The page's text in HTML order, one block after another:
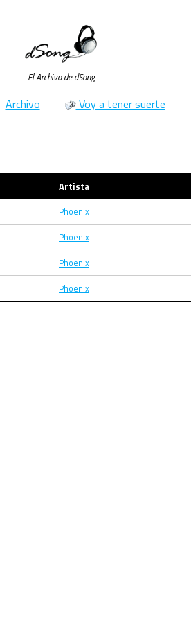
El Archivo de dSong
Archivo Voy a tener suerte
Artista
Phoenix
Phoenix
Phoenix
Phoenix